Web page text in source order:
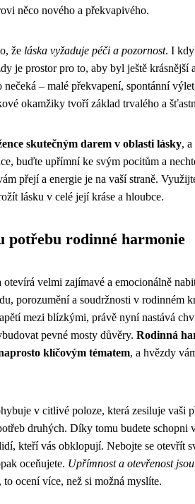
něco nového a překvapivého.
že láska vyžaduje péči a pozornost. I
je prostor pro to, aby byl ještě krásnější
nečeká – malé překvapení, spontánní
okamžiky tvoří základ trvalého a
skutečným darem v oblasti lásky,
buďte upřímní ke svým pocitům a
přejí a energie je na vaší straně.
lásku v celé její kráse a hloubce.
potřebu rodinné harmonie
otevírá velmi zajímavé a emocionálně
porozumění a soudržnosti v rodinném
mezi blízkými, právě nyní nastává
pevné mosty důvěry. Rodinná
klíčovým tématem, a hvězdy
v citlivé poloze, která zesiluje vaši
druhých. Díky tomu budete schopni
kteří vás obklopují. Nebojte se otevřít
oceňujete. Upřímnost a otevřenost
to ocení více, než si možná myslíte.